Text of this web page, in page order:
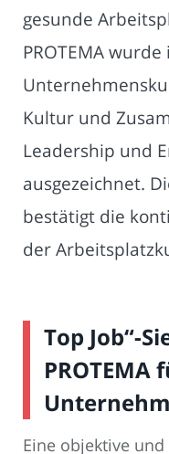
gesunde
PROTEMA
Kultur und
Leadership und
ausgezeichnet.
bestätigt die
der
Top Job“-
Eine objektive